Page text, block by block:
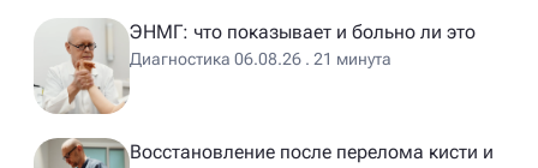
ЭНМГ: что показывает и больно ли это
Диагностика 06.08.26 . 21 минута
Восстановление после перелома кисти и